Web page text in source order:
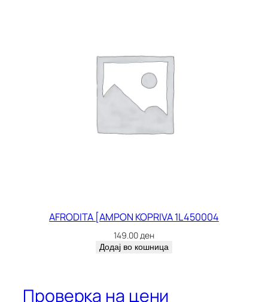
AFRODITA [AMPON KOPRIVA 1L 450004
149.00ден
Додај во кошница
Проверка на цени